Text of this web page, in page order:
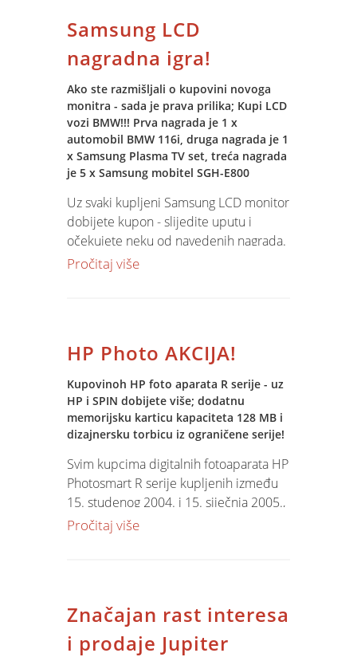
2005.
Samsung LCD
nagradna igra!
Ako ste razmišljali o kupovini novoga
monitra - sada je prava prilika; Kupi LCD
vozi BMW!!! Prva nagrada je 1 x
automobil BMW 116i, druga nagrada je 1
x Samsung Plasma TV set, treća nagrada
je 5 x Samsung mobitel SGH-E800
Uz svaki kupljeni Samsung LCD monitor
dobijete kupon - slijedite uputu i
očekujete neku od navedenih nagrada.
Cijene monitora pogledajte na
Pročitaj više
HP Photo AKCIJA!
Kupovinoh HP foto aparata R serije - uz
HP i SPIN dobijete više; dodatnu
memorijsku karticu kapaciteta 128 MB i
dizajnersku torbicu iz ograničene serije!
Svim kupcima digitalnih fotoaparata HP
Photosmart R serije kupljenih između
15. studenog 2004. i 15. siječnja 2005.,
što uključuje digitalni fotoaparat HP
memorijska kartica od 128 MB te
dizajnerska torbica.
Pročitaj više
Značajan rast interesa
i prodaje Jupiter